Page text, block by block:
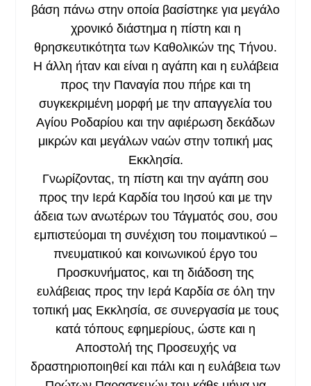
βάση πάνω στην οποία βασίστηκε για μεγάλο
χρονικό διάστημα η πίστη και η
θρησκευτικότητα των Καθολικών της Τήνου.
Η άλλη ήταν και είναι η αγάπη και η ευλάβεια
προς την Παναγία που πήρε και τη
συγκεκριμένη μορφή με την απαγγελία του
Αγίου Ροδαρίου και την αφιέρωση δεκάδων
μικρών και μεγάλων ναών στην τοπική μας
Εκκλησία.
Γνωρίζοντας, τη πίστη και την αγάπη σου
προς την Ιερά Καρδία του Ιησού και με την
άδεια των ανωτέρων του Τάγματός σου, σου
εμπιστεύομαι τη συνέχιση του ποιμαντικού –
πνευματικού και κοινωνικού έργο του
Προσκυνήματος, και τη διάδοση της
ευλάβειας προς την Ιερά Καρδία σε όλη την
τοπική μας Εκκλησία, σε συνεργασία με τους
κατά τόπους εφημερίους, ώστε και η
Αποστολή της Προσευχής να
δραστηριοποιηθεί και πάλι και η ευλάβεια των